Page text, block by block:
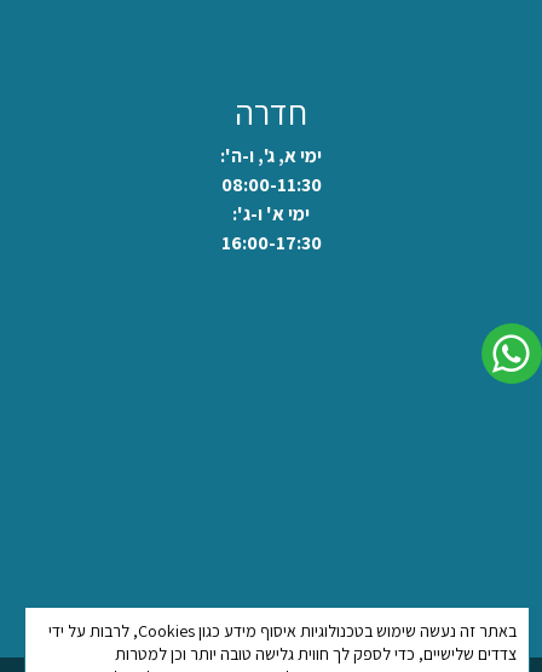
באתר זה נעשה שימוש בטכנולוגיות איסוף מידע כגון Cookies, לרבות על ידי
צדדים שלישיים, כדי לספק לך חווית גלישה טובה יותר וכן למטרות
חדרה
ימי א, ג', ו-ה':
08:00-11:30
ימי א' ו-ג':
16:00-17:30